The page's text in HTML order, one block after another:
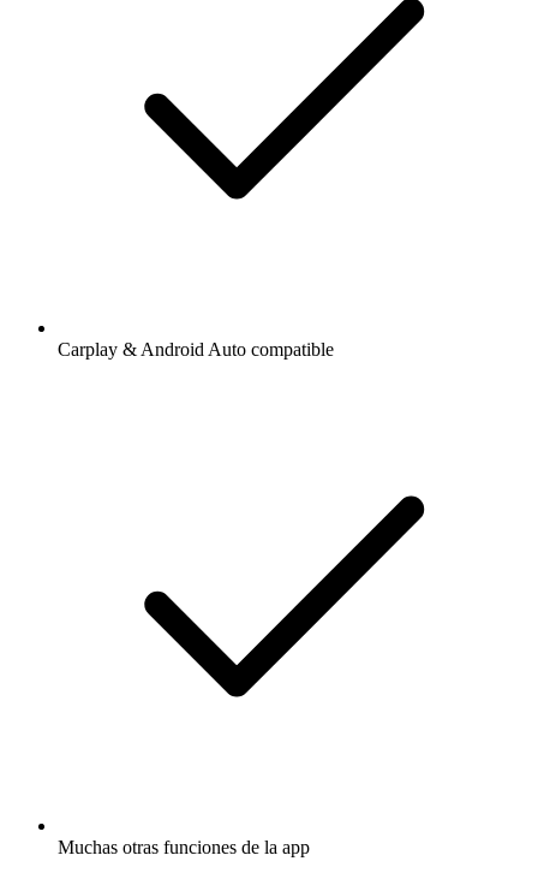
Carplay & Android Auto compatible
Muchas otras funciones de la app